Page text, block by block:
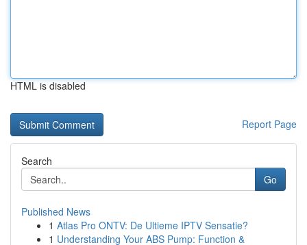
HTML is disabled
Report Page
Search
Go
Published News
1 Atlas Pro ONTV: De Ultieme IPTV Sensatie?
1 Understanding Your ABS Pump: Function &